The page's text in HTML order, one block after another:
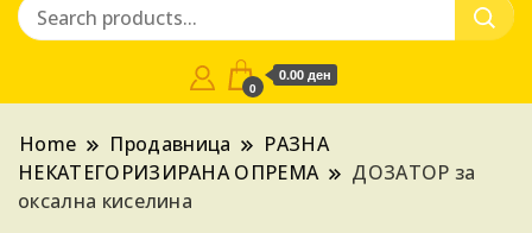
0
0.00 ден
Home Продавница
РАЗНА
НЕКАТЕГОРИЗИРАНА ОПРЕМА
ДОЗАТОР за
оксална киселина